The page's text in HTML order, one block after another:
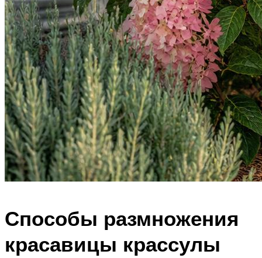
Способы размножения
красавицы крассулы